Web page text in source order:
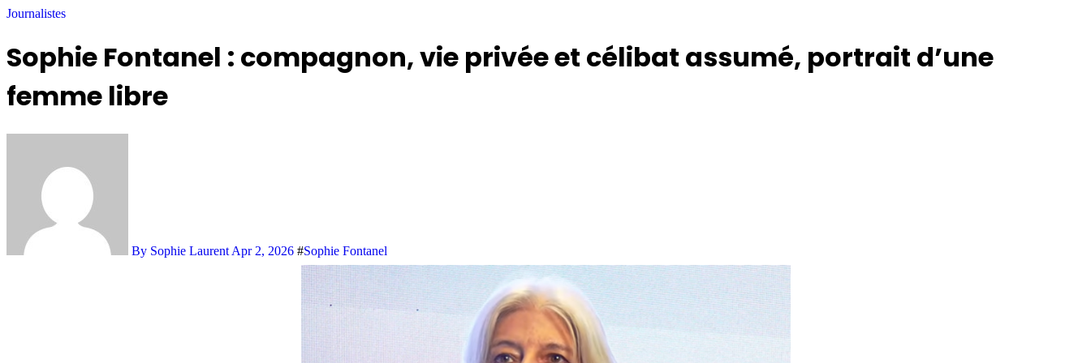
Journalistes
Sophie Fontanel : compagnon, vie privée et célibat assumé, portrait d’une
femme libre
By Sophie Laurent Apr 2, 2026 #Sophie Fontanel